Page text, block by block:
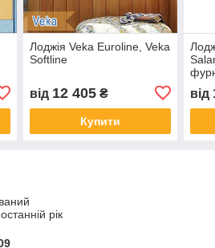
Лоджія Veka Euroline, Veka
Softline
від 12 405₴
Купити
від
рік